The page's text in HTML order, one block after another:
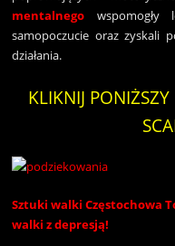
mentalnego wspomogły
samopoczucie oraz zyskali
działania.
KLIKNIJ
Sztuki walki Częstochowa
walki z depresją!